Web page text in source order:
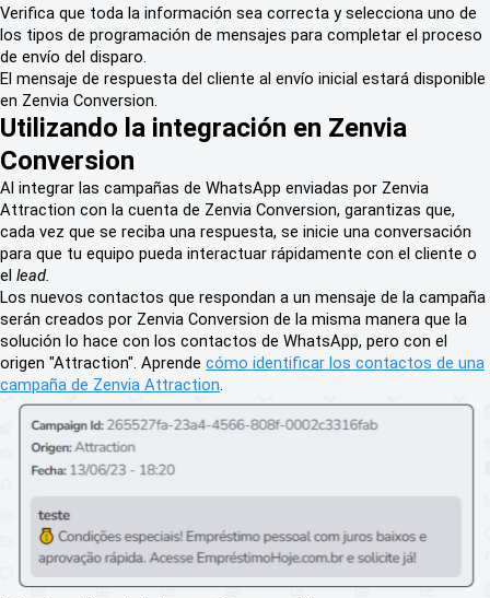
Verifica que toda la información sea correcta y selecciona uno de
los tipos de programación de mensajes para completar el proceso
de envío del disparo.
El mensaje de respuesta del cliente al envío inicial estará disponible
en Zenvia Conversion.
Utilizando la integración en Zenvia
Conversion
Al integrar las campañas de WhatsApp enviadas por Zenvia
Attraction con la cuenta de Zenvia Conversion, garantizas que,
cada vez que se reciba una respuesta, se inicie una conversación
para que tu equipo pueda interactuar rápidamente con el cliente o
el lead.
Los nuevos contactos que respondan a un mensaje de la campaña
serán creados por Zenvia Conversion de la misma manera que la
solución lo hace con los contactos de WhatsApp, pero con el
origen "Attraction". Aprende cómo identificar los contactos de una
campaña de Zenvia Attraction.